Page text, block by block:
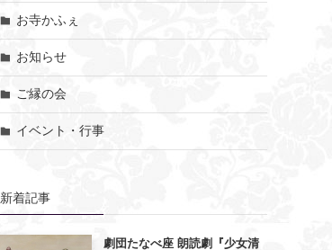
お寺かふぇ
お知らせ
ご縁の会
イベント・行事
新着記事
劇団たなべ座 朗読劇『少女清